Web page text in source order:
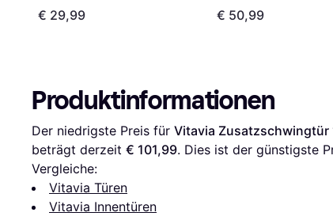
€ 29,99 € 50,99
Produktinformationen
Der niedrigste Preis für Vitavia Zusatzschwingtür
beträgt derzeit € 101,99. Dies ist der günstigste
Vergleiche:
Vitavia Türen
Vitavia Innentüren